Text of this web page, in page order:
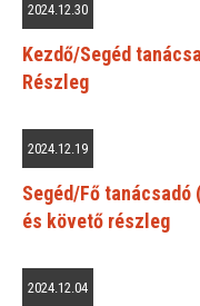
2024.12.30
Kezdő/Segéd
Részleg
2024.12.19
Segéd/Fő
és követő részleg
2024.12.04